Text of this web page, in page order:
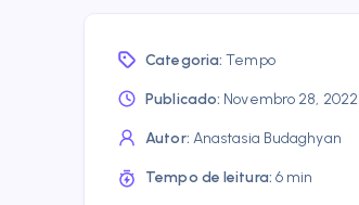
Categoria: Tempo
Publicado: Novembro 28, 2022
Autor: Anastasia Budaghyan
Tempo de leitura: 6 min